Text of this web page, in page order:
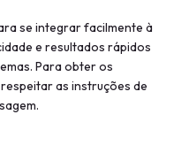
se integrar facilmente à
e resultados rápidos
Para obter os
as instruções de